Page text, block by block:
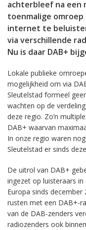
achterbleef na een
toenmalige
internet te
via verschillende
Nu is daar DAB+
Lokale publieke
mogelijkheid om via
Sleutelstad formeel
wachten op de
deze regio. Zo’n
DAB+ waarvan
In onze regio waren
Sleutelstad er sinds
De uitrol van DAB+
ingezet op luisteraars
Europa sinds december
rusten met een DAB+-
van de DAB-zenders
radiozenders ook